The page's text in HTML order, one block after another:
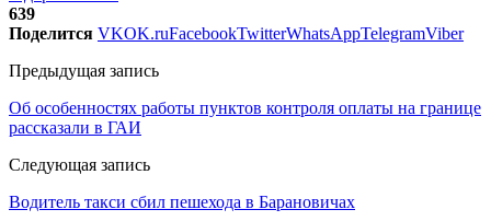
639
Поделится VKOK.ruFacebookTwitterWhatsAppTelegramViber
Предыдущая запись
Об особенностях работы пунктов контроля оплаты на границе
рассказали в ГАИ
Следующая запись
Водитель такси сбил пешехода в Барановичах